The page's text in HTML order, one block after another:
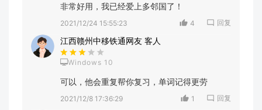
非常好用，我已经爱上多邻国了！
2021/12/24 15:55:23 4 回复
江西赣州中移铁通网友 客人
Windows 10
可以，他会重复帮你复习，单词记得更劳
2021/12/8 17:36:29 1 回复